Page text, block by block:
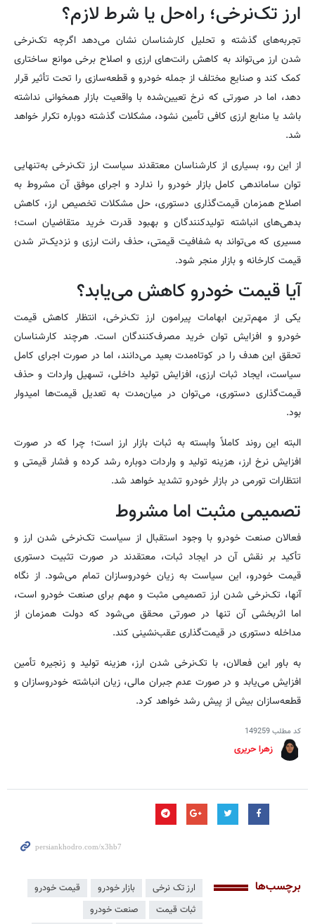
ارز تک‌نرخی؛ راه‌حل یا شرط لازم؟
تجربه‌های گذشته و تحلیل کارشناسان نشان می‌دهد اگرچه تک‌نرخی
شدن ارز می‌تواند به کاهش رانت‌های ارزی و اصلاح برخی موانع ساختاری
کمک کند و صنایع مختلف از جمله خودرو و قطعه‌سازی را تحت تأثیر قرار
دهد، اما در صورتی که نرخ تعیین‌شده با واقعیت بازار همخوانی نداشته
باشد یا منابع ارزی کافی تأمین نشود، مشکلات گذشته دوباره تکرار خواهد
شد.
از این رو، بسیاری از کارشناسان معتقدند سیاست ارز تک‌نرخی به‌تنهایی
توان ساماندهی کامل بازار خودرو را ندارد و اجرای موفق آن مشروط به
اصلاح همزمان قیمت‌گذاری دستوری، حل مشکلات تخصیص ارز، کاهش
بدهی‌های انباشته تولیدکنندگان و بهبود قدرت خرید متقاضیان است؛
مسیری که می‌تواند به شفافیت قیمتی، حذف رانت ارزی و نزدیک‌تر شدن
قیمت کارخانه و بازار منجر شود.
آیا قیمت خودرو کاهش می‌یابد؟
یکی از مهم‌ترین ابهامات پیرامون ارز تک‌نرخی، انتظار کاهش قیمت
خودرو و افزایش توان خرید مصرف‌کنندگان است. هرچند کارشناسان
تحقق این هدف را در کوتاه‌مدت بعید می‌دانند، اما در صورت اجرای کامل
سیاست، ایجاد ثبات ارزی، افزایش تولید داخلی، تسهیل واردات و حذف
قیمت‌گذاری دستوری، می‌توان در میان‌مدت به تعدیل قیمت‌ها امیدوار
بود.
البته این روند کاملاً وابسته به ثبات بازار ارز است؛ چرا که در صورت
افزایش نرخ ارز، هزینه تولید و واردات دوباره رشد کرده و فشار قیمتی و
انتظارات تورمی در بازار خودرو تشدید خواهد شد.
تصمیمی مثبت اما مشروط
فعالان صنعت خودرو با وجود استقبال از سیاست تک‌نرخی شدن ارز و
تأکید بر نقش آن در ایجاد ثبات، معتقدند در صورت تثبیت دستوری
قیمت خودرو، این سیاست به زیان خودروسازان تمام می‌شود. از نگاه
آنها، تک‌نرخی شدن ارز تصمیمی مثبت و مهم برای صنعت خودرو است،
اما اثربخشی آن تنها در صورتی محقق می‌شود که دولت همزمان از
مداخله دستوری در قیمت‌گذاری عقب‌نشینی کند.
به باور این فعالان، با تک‌نرخی شدن ارز، هزینه تولید و زنجیره تأمین
افزایش می‌یابد و در صورت عدم جبران مالی، زیان انباشته خودروسازان و
قطعه‌سازان بیش از پیش رشد خواهد کرد.
کد مطلب149259
زهرا حریری
برچسب‌ها ارز تک نرخی بازار خودرو
قیمت خودرو
ثبات قیمت
صنعت خودرو